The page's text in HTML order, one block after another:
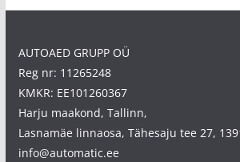
AUTOAED GRUPP OÜ
Reg nr: 11265248
KMKR: EE101260367
Harju maakond, Tallinn,
Lasnamäe linnaosa, Tähesaju tee 27,
info@automatic.ee